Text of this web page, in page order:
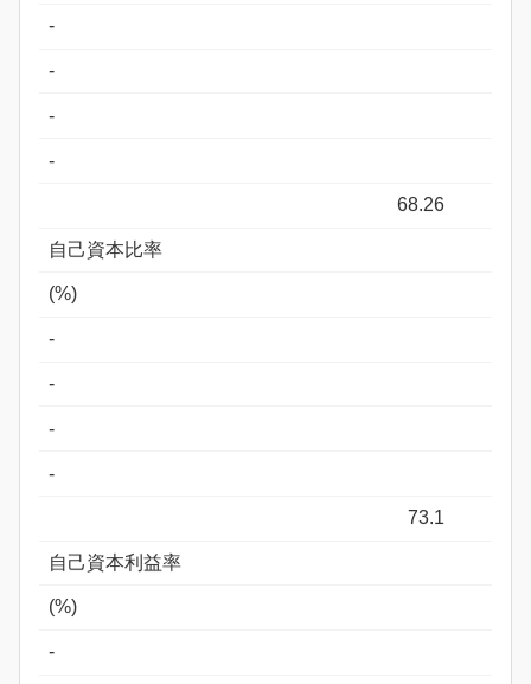
-
-
-
-
68.26
自己資本比率
(%)
-
-
-
-
73.1
自己資本利益率
(%)
-